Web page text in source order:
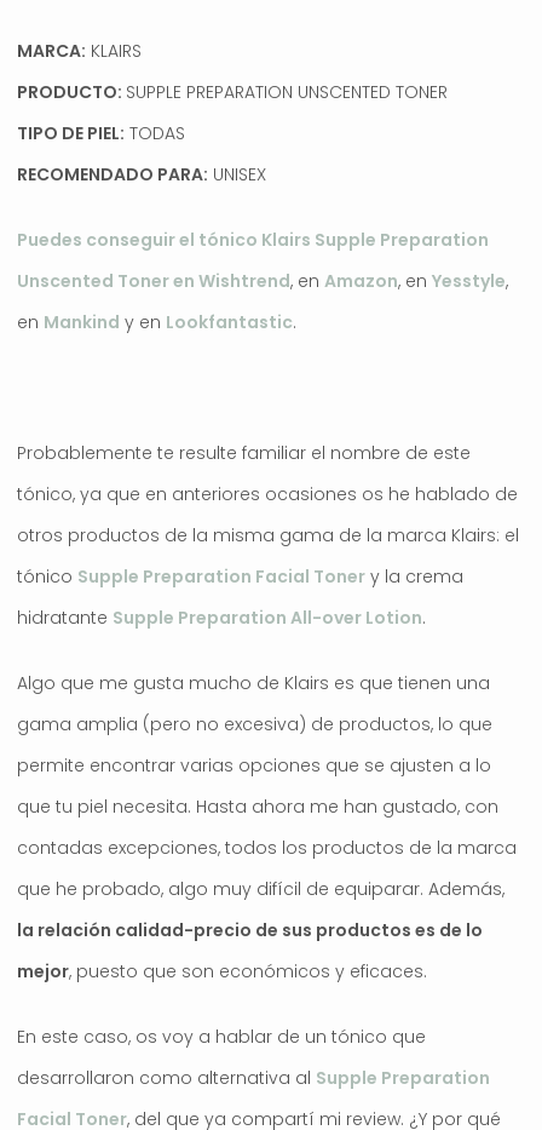
MARCA: KLAIRS
PRODUCTO: SUPPLE PREPARATION UNSCENTED TONER
TIPO DE PIEL: TODAS
RECOMENDADO PARA: UNISEX
Puedes conseguir el tónico Klairs Supple Preparation
Unscented Toner en Wishtrend, en Amazon, en Yesstyle,
en Mankind y en Lookfantastic.
Probablemente te resulte familiar el nombre de este
tónico, ya que en anteriores ocasiones os he hablado de
otros productos de la misma gama de la marca Klairs: el
tónico Supple Preparation Facial Toner y la crema
hidratante Supple Preparation All-over Lotion.
Algo que me gusta mucho de Klairs es que tienen una
gama amplia (pero no excesiva) de productos, lo que
permite encontrar varias opciones que se ajusten a lo
que tu piel necesita. Hasta ahora me han gustado, con
contadas excepciones, todos los productos de la marca
que he probado, algo muy difícil de equiparar. Además,
la relación calidad-precio de sus productos es de lo
mejor, puesto que son económicos y eficaces.
En este caso, os voy a hablar de un tónico que
desarrollaron como alternativa al Supple Preparation
Facial Toner, del que ya compartí mi review. ¿Y por qué